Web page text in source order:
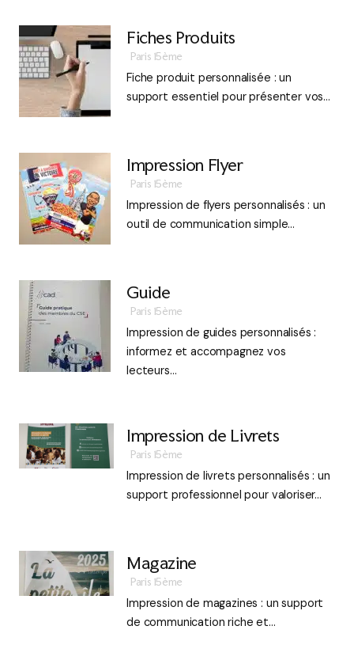
Fiches Produits
Paris 15ème
Fiche produit personnalisée : un
support essentiel pour présenter vos…
Impression Flyer
Paris 15ème
Impression de flyers personnalisés : un
outil de communication simple…
Guide
Paris 15ème
Impression de guides personnalisés :
informez et accompagnez vos
lecteurs…
Impression de Livrets
Paris 15ème
Impression de livrets personnalisés : un
support professionnel pour valoriser…
Magazine
Paris 15ème
Impression de magazines : un support
de communication riche et…